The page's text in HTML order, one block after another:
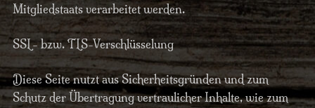
Mitgliedstaats verarbeitet werden.
SSL- bzw. TLS-Verschlüsselung
Diese Seite nutzt aus Sicherheitsgründen und zum
Schutz der Übertragung vertraulicher Inhalte, wie zum